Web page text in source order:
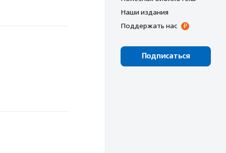
Наши издания
Поддержать нас
Подписаться